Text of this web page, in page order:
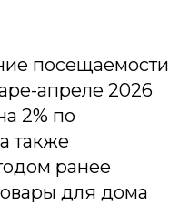
посещаемости
апреле 2026
2% по
также
ранее
для дома